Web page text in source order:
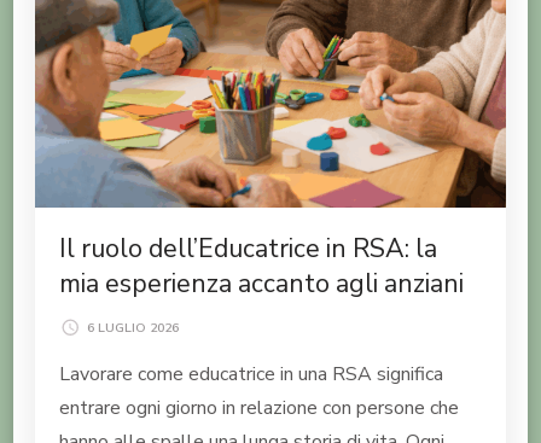
Il ruolo dell’Educatrice in RSA: la
mia esperienza accanto agli anziani
6 LUGLIO 2026
Lavorare come educatrice in una RSA significa
entrare ogni giorno in relazione con persone che